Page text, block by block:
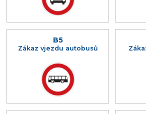
B5
Zákaz vjezdu autobusů